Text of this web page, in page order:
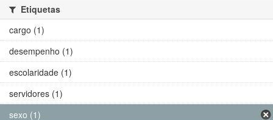
Etiquetas
cargo (1)
desempenho (1)
escolaridade (1)
servidores (1)
sexo (1)